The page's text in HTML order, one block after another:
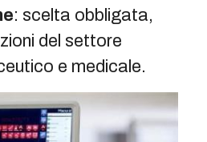
: scelta obbligata,
del settore
e medicale.